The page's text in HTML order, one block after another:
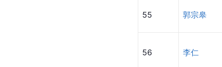
55 郭宗皋
56 李仁